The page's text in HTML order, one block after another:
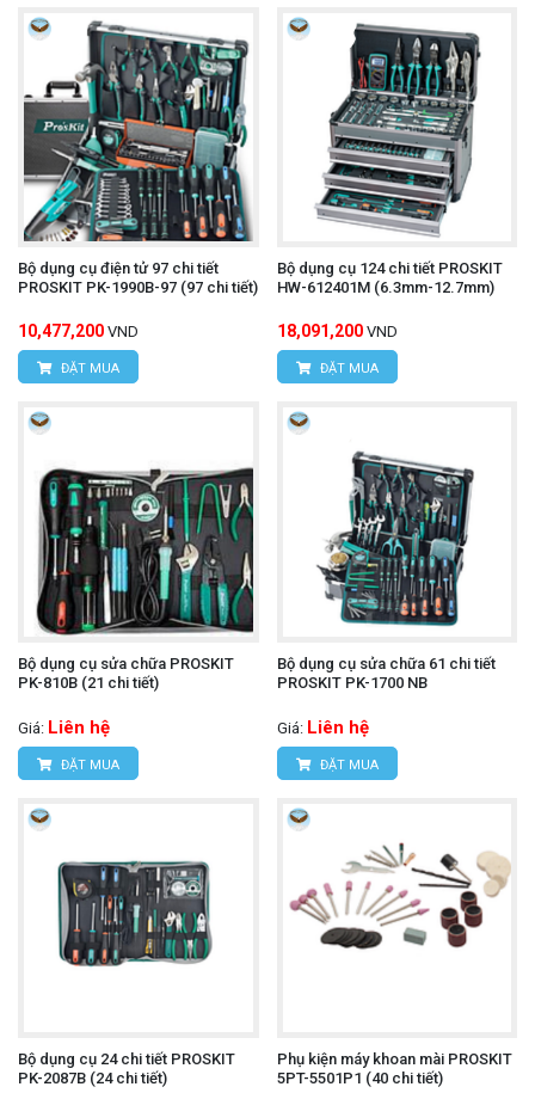
Bộ dụng cụ điện tử 97 chi tiết
PROSKIT PK-1990B-97 (97 chi tiết)
10,477,200 VND
ĐẶT MUA
Bộ dụng cụ 124 chi tiết PROSKIT
HW-612401M (6.3mm-12.7mm)
18,091,200 VND
ĐẶT MUA
Bộ dụng cụ sửa chữa PROSKIT
PK-810B (21 chi tiết)
Giá: Liên hệ
ĐẶT MUA
Bộ dụng cụ sửa chữa 61 chi tiết
PROSKIT PK-1700 NB
Giá: Liên hệ
ĐẶT MUA
Bộ dụng cụ 24 chi tiết PROSKIT
PK-2087B (24 chi tiết)
Phụ kiện máy khoan mài PROSKIT
5PT-5501P1 (40 chi tiết)